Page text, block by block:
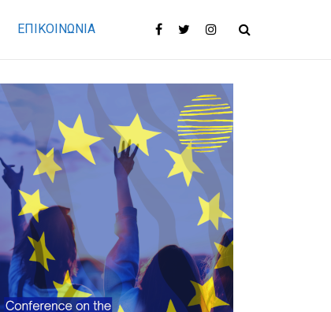
ΕΠΙΚΟΙΝΩΝΊΑ